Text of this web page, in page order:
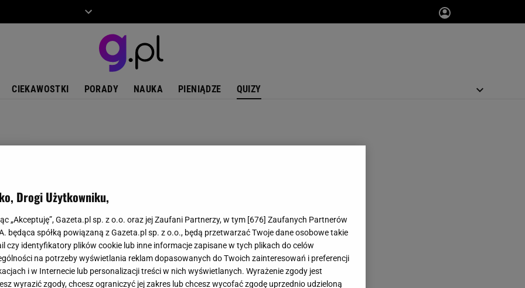
CIEKAWOSTKI PORADY NAUKA PIENIĄDZE QUIZY
Drogi Użytkowniku,
„Akceptuję”, Gazeta.pl sp. z o.o. oraz jej Zaufani Partnerzy, w tym [676] Zaufanych Partnerów
będąca spółką powiązaną z Gazeta.pl sp. z o.o., będą przetwarzać Twoje dane osobowe takie
czy identyfikatory plików cookie lub inne informacje zapisane w tych plikach do celów
na potrzeby wyświetlania reklam dopasowanych do Twoich zainteresowań i preferencji
i w Internecie lub personalizacji treści w nich wyświetlanych. Wyrażenie zgody jest
wyrazić zgody, chcesz ograniczyć jej zakres lub chcesz wycofać zgodę uprzednio udzieloną